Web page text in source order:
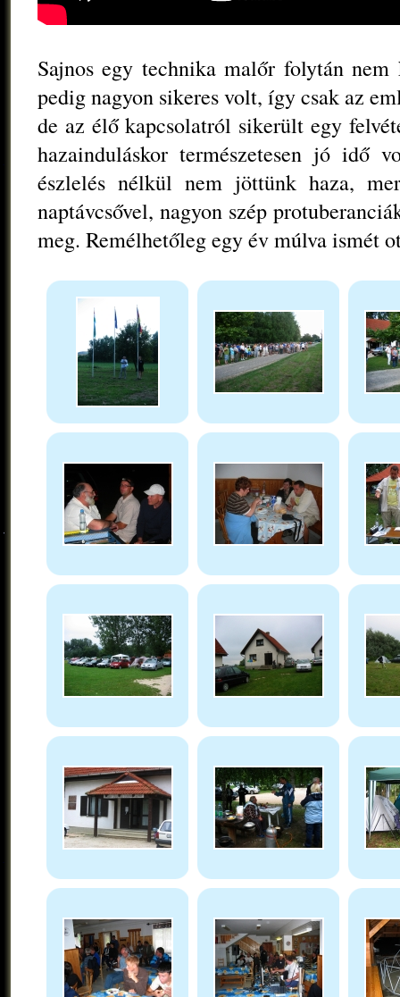
Sajnos egy technika malőr folytán
pedig nagyon sikeres volt, így csak az
de az élő kapcsolatról sikerült egy
hazainduláskor természetesen jó idő
észlelés nélkül nem jöttünk haza,
naptávcsővel, nagyon szép
meg. Remélhetőleg egy év múlva ismét